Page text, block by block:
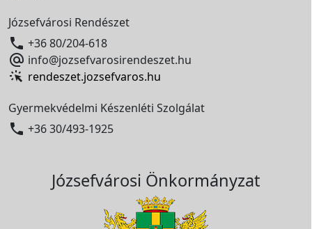
Józsefvárosi Rendészet
 +36 80/204-618
 info@jozsefvarosirendeszet.hu
rendeszet.jozsefvaros.hu
Gyermekvédelmi Készenléti Szolgálat
 +36 30/493-1925
Józsefvárosi Önkormányzat